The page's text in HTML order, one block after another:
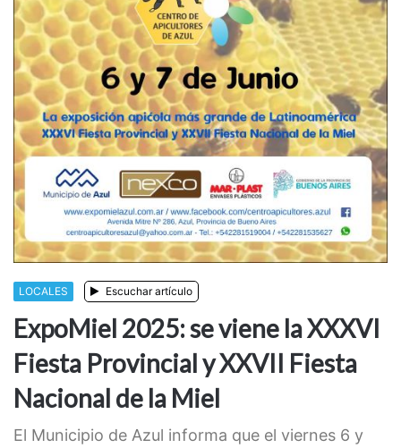
LOCALES Escuchar artículo
ExpoMiel 2025: se viene la XXXVI
Fiesta Provincial y XXVII Fiesta
Nacional de la Miel
El Municipio de Azul informa que el viernes 6 y